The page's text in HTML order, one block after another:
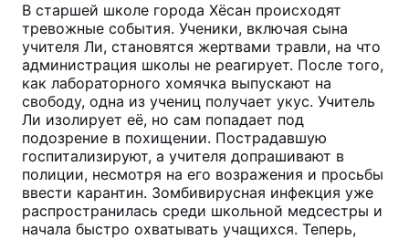
В старшей школе города Хёсан происходят
тревожные события. Ученики, включая сына
учителя Ли, становятся жертвами травли, на что
администрация школы не реагирует. После того,
как лабораторного хомячка выпускают на
свободу, одна из учениц получает укус. Учитель
Ли изолирует её, но сам попадает под
подозрение в похищении. Пострадавшую
госпитализируют, а учителя допрашивают в
полиции, несмотря на его возражения и просьбы
ввести карантин. Зомбивирусная инфекция уже
распространилась среди школьной медсестры и
начала быстро охватывать учащихся. Теперь,